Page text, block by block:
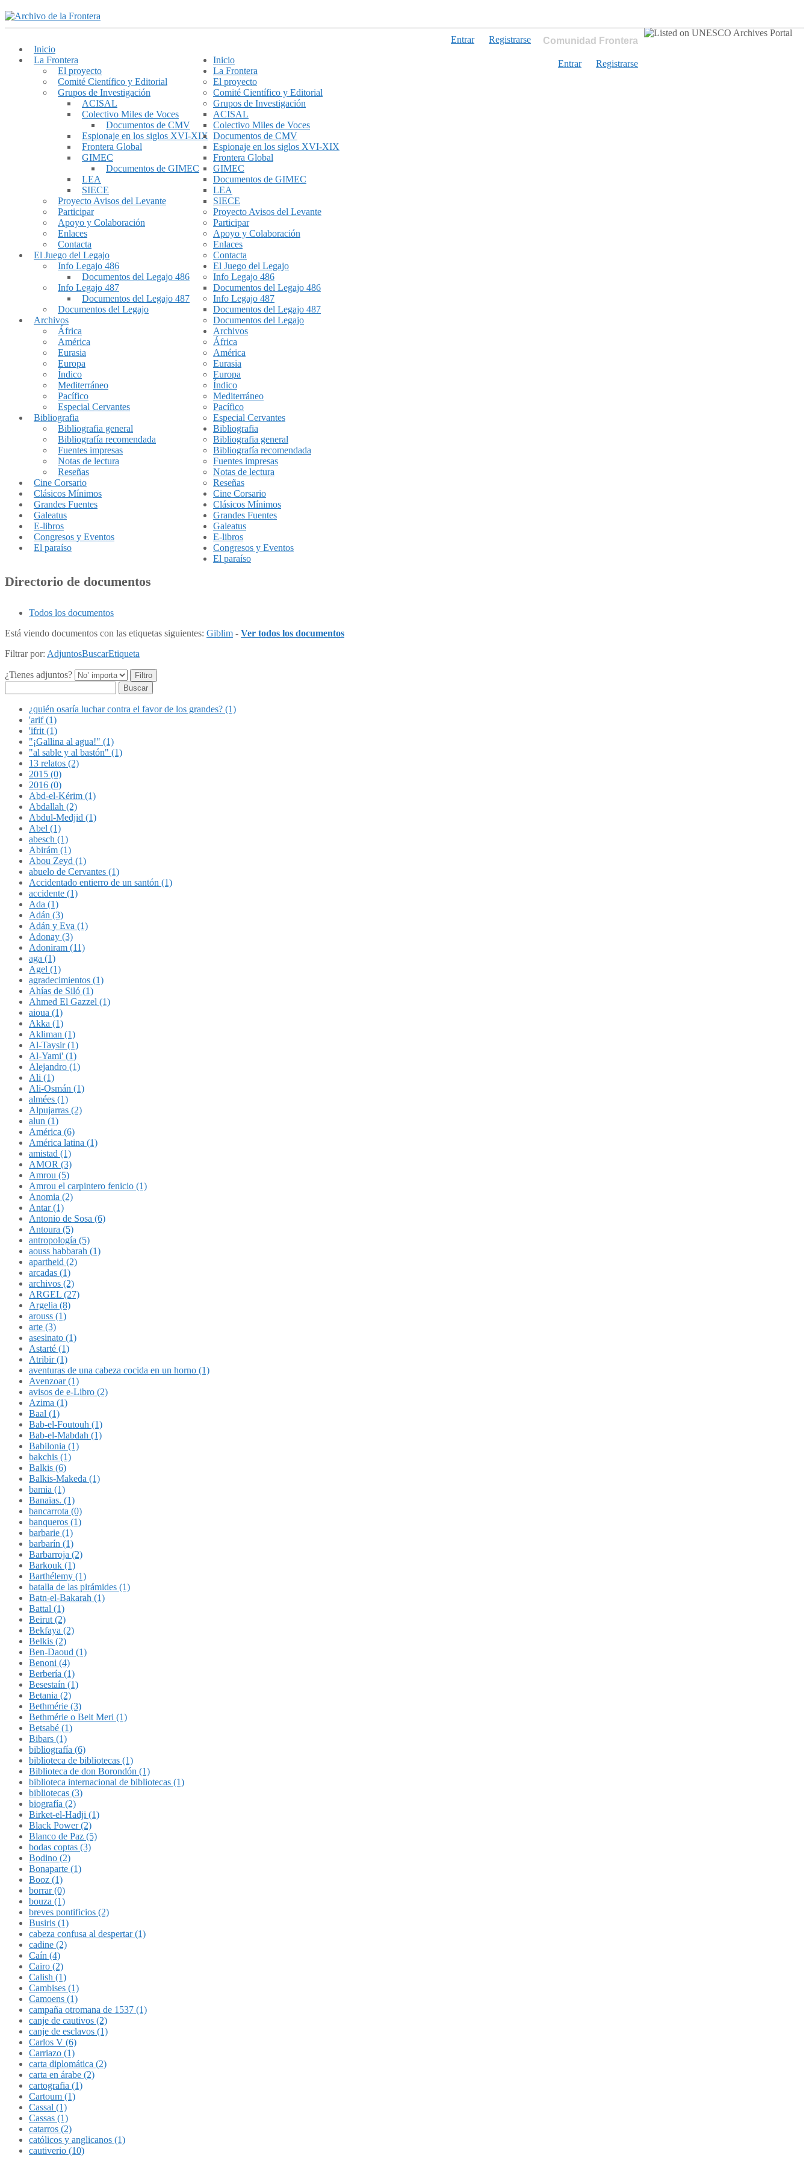
Comunidad Frontera
Entrar Registrarse
Inicio
La Frontera
El proyecto
Comité Científico y Editorial
Grupos de Investigación
ACISAL
Colectivo Miles de Voces
Documentos de CMV
Espionaje en los siglos XVI-XIX
Frontera Global
GIMEC
Documentos de GIMEC
LEA
SIECE
Proyecto Avisos del Levante
Participar
Apoyo y Colaboración
Enlaces
Contacta
El Juego del Legajo
Info Legajo 486
Documentos del Legajo 486
Info Legajo 487
Documentos del Legajo 487
Documentos del Legajo
Archivos
África
América
Eurasia
Europa
Índico
Mediterráneo
Pacífico
Especial Cervantes
Bibliografia
Bibliografia general
Bibliografía recomendada
Fuentes impresas
Notas de lectura
Reseñas
Cine Corsario
Clásicos Mínimos
Grandes Fuentes
Galeatus
E-libros
Congresos y Eventos
El paraíso
Entrar
Registrarse
Inicio
La Frontera
El proyecto
Comité Científico y Editorial
Grupos de Investigación
ACISAL
Colectivo Miles de Voces
Documentos de CMV
Espionaje en los siglos XVI-XIX
Frontera Global
GIMEC
Documentos de GIMEC
LEA
SIECE
Proyecto Avisos del Levante
Participar
Apoyo y Colaboración
Enlaces
Contacta
El Juego del Legajo
Info Legajo 486
Documentos del Legajo 486
Info Legajo 487
Documentos del Legajo 487
Documentos del Legajo
Archivos
África
América
Eurasia
Europa
Índico
Mediterráneo
Pacífico
Especial Cervantes
Bibliografia
Bibliografia general
Bibliografía recomendada
Fuentes impresas
Notas de lectura
Reseñas
Cine Corsario
Clásicos Mínimos
Grandes Fuentes
Galeatus
E-libros
Congresos y Eventos
El paraíso
Directorio de documentos
Todos los documentos
Está viendo documentos con las etiquetas siguientes: Giblim - Ver todos los documentos
Filtrar por: AdjuntosBuscarEtiqueta
¿Tienes adjuntos?
¿quién osaría luchar contra el favor de los grandes? (1)
'arif (1)
'ifrit (1)
"¡Gallina al agua!" (1)
"al sable y al bastón" (1)
13 relatos (2)
2015 (0)
2016 (0)
Abd-el-Kérim (1)
Abdallah (2)
Abdul-Medjid (1)
Abel (1)
abesch (1)
Abirám (1)
Abou Zeyd (1)
abuelo de Cervantes (1)
Accidentado entierro de un santón (1)
accidente (1)
Ada (1)
Adán (3)
Adán y Eva (1)
Adonay (3)
Adoniram (11)
aga (1)
Agel (1)
agradecimientos (1)
Ahías de Siló (1)
Ahmed El Gazzel (1)
aioua (1)
Akka (1)
Akliman (1)
Al-Taysir (1)
Al-Yami' (1)
Alejandro (1)
Ali (1)
Ali-Osmán (1)
almées (1)
Alpujarras (2)
alun (1)
América (6)
América latina (1)
amistad (1)
AMOR (3)
Amrou (5)
Amrou el carpintero fenicio (1)
Anomia (2)
Antar (1)
Antonio de Sosa (6)
Antoura (5)
antropología (5)
aouss habbarah (1)
apartheid (2)
arcadas (1)
archivos (2)
ARGEL (27)
Argelia (8)
arouss (1)
arte (3)
asesinato (1)
Astarté (1)
Atribir (1)
aventuras de una cabeza cocida en un horno (1)
Avenzoar (1)
avisos de e-Libro (2)
Azima (1)
Baal (1)
Bab-el-Foutouh (1)
Bab-el-Mabdah (1)
Babilonia (1)
bakchis (1)
Balkis (6)
Balkis-Makeda (1)
bamia (1)
Banaïas. (1)
bancarrota (0)
banqueros (1)
barbarie (1)
barbarín (1)
Barbarroja (2)
Barkouk (1)
Barthélemy (1)
batalla de las pirámides (1)
Batn-el-Bakarah (1)
Battal (1)
Beirut (2)
Bekfaya (2)
Belkis (2)
Ben-Daoud (1)
Benoni (4)
Berbería (1)
Besestaín (1)
Betania (2)
Bethmérie (3)
Bethmérie o Beit Meri (1)
Betsabé (1)
Bibars (1)
bibliografía (6)
biblioteca de bibliotecas (1)
Biblioteca de don Borondón (1)
biblioteca internacional de bibliotecas (1)
bibliotecas (3)
biografía (2)
Birket-el-Hadji (1)
Black Power (2)
Blanco de Paz (5)
bodas coptas (3)
Bodino (2)
Bonaparte (1)
Booz (1)
borrar (0)
bouza (1)
breves pontificios (2)
Busiris (1)
cabeza confusa al despertar (1)
cadine (2)
Caín (4)
Cairo (2)
Calish (1)
Cambises (1)
Camoens (1)
campaña otromana de 1537 (1)
canje de cautivos (2)
canje de esclavos (1)
Carlos V (6)
Carriazo (1)
carta diplomática (2)
carta en árabe (2)
cartografia (1)
Cartoum (1)
Cassal (1)
Cassas (1)
catarros (2)
católicos y anglicanos (1)
cautiverio (10)